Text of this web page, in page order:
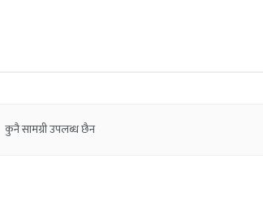
कुनै सामग्री उपलब्ध छैन